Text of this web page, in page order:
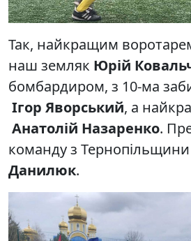
Так, найкращим
наш земляк Юрій
бомбардиром, з 10-ма
Ігор Яворський, а
Анатолій Назаренко.
команду з
Данилюк.